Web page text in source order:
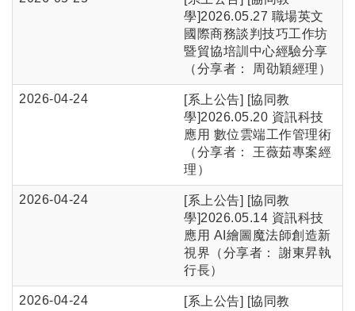
學]2026.05.27 職場英文
國際商務談判技巧工作坊
暨貿協培訓中心經驗分享
（分享者： 周劭穎經理）
2026-04-24
[系上公告] [協同教
學]2026.05.20 資訊科技
應用 數位雲端工作管理術
（分享者： 王薇茹專案經
理）
2026-04-24
[系上公告] [協同教
學]2026.05.14 資訊科技
應用 AI繪圖魔法師創造新
視界（分享者： 謝東昇執
行長）
2026-04-24
[系上公告] [協同教